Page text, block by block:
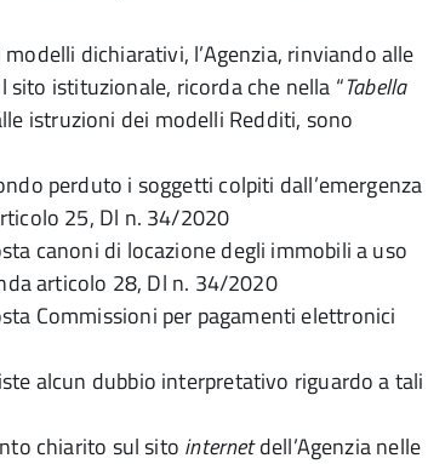
dichiarativi, l’Agenzia, rinviando alle
istituzionale, ricorda che nella “Tabella
istruzioni dei modelli Redditi, sono
perduto i soggetti colpiti dall’emergenza
25, Dl n. 34/2020
canoni di locazione degli immobili a uso
articolo 28, Dl n. 34/2020
Commissioni per pagamenti elettronici
alcun dubbio interpretativo riguardo a tali
chiarito sul sito internetdell’Agenzia nelle